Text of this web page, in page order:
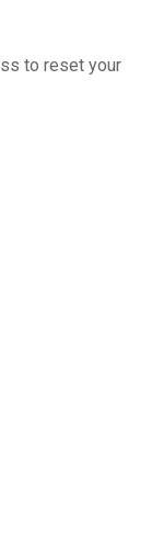
to reset your